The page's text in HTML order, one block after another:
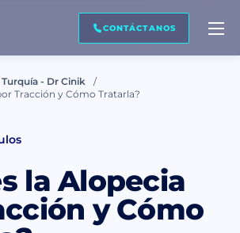
CONTÁCTANOS
- Dr Cinik
Tracción y Cómo Tratarla?
la Alopecia
y Cómo